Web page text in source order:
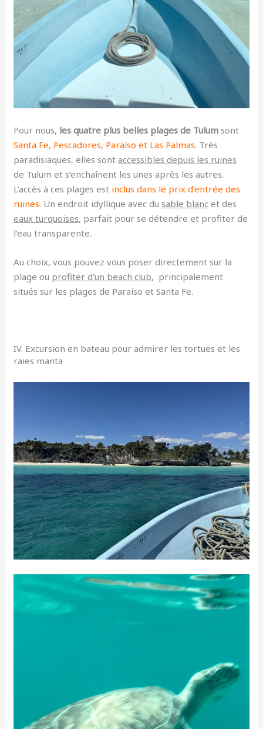
Pour nous, les quatre plus belles plages de Tulum sont
Santa Fe, Pescadores, Paraíso et Las Palmas. Très
paradisiaques, elles sontaccessibles depuis les ruines
de Tulum et s’enchaînent les unes après les autres.
L’accès à ces plages est inclus dans le prix d’entrée des
ruines. Un endroit idyllique avec du sable blanc et des
eaux turquoises, parfait pour se détendre et profiter de
l’eau transparente.
Au choix, vous pouvez vous poser directement sur la
plage ou profiter d’un beach club, principalement
situés sur les plages de Paraíso et Santa Fe.
IV. Excursion en bateau pour admirer les tortues et les
raies manta